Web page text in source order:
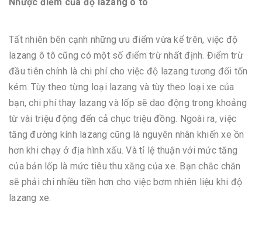
Tất nhiên bên cạnh những ưu điểm vừa kể trên, việc độ
lazang ô tô cũng có một số điểm trừ nhất định. Điểm trừ
đầu tiên chính là chi phí cho việc độ lazang tương đối tốn
kém. Tùy theo từng loại lazang và tùy theo loại xe của
bạn, chi phí thay lazang và lốp sẽ dao động trong khoảng
từ vài triệu động đến cả chục triệu đồng. Ngoài ra, việc
tăng đường kính lazang cũng là nguyên nhân khiến xe ồn
hơn khi chạy ở địa hình xấu. Và tỉ lệ thuận với mức tăng
của bản lốp là mức tiêu thu xăng của xe. Bạn chắc chắn
sẽ phải chi nhiều tiền hơn cho việc bơm nhiên liệu khi độ
lazang xe.